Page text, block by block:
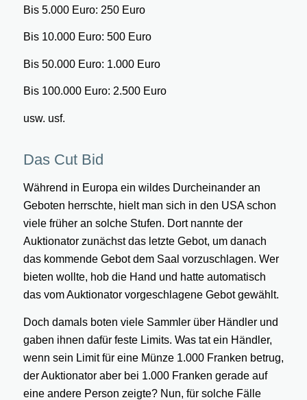
Bis 5.000 Euro: 250 Euro
Bis 10.000 Euro: 500 Euro
Bis 50.000 Euro: 1.000 Euro
Bis 100.000 Euro: 2.500 Euro
usw. usf.
Das Cut Bid
Während in Europa ein wildes Durcheinander an
Geboten herrschte, hielt man sich in den USA schon
viele früher an solche Stufen. Dort nannte der
Auktionator zunächst das letzte Gebot, um danach
das kommende Gebot dem Saal vorzuschlagen. Wer
bieten wollte, hob die Hand und hatte automatisch
das vom Auktionator vorgeschlagene Gebot gewählt.
Doch damals boten viele Sammler über Händler und
gaben ihnen dafür feste Limits. Was tat ein Händler,
wenn sein Limit für eine Münze 1.000 Franken betrug,
der Auktionator aber bei 1.000 Franken gerade auf
eine andere Person zeigte? Nun, für solche Fälle